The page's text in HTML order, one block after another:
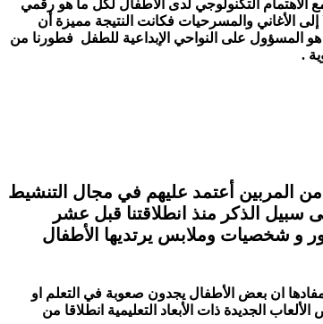
الاهتمام التكنولوجي لدى الأطفال لكل ما هو رقمي
الأغاني والمسرحيات فكانت النتيجة مميزة أن
هو المسؤول على النواحي الإبداعية للطفل فطورنا من
.
من المربين أعتمد عليهم في مجال التنشيط
سبيل الذكر منذ انطلاقتنا قبل عشر
و شخصيات وملابس يرتديها الأطفال
ان بعض الأطفال يجدون صعوبة في التعلم او
الجديدة ذات الأبعاد التعليمية انطلاقا من